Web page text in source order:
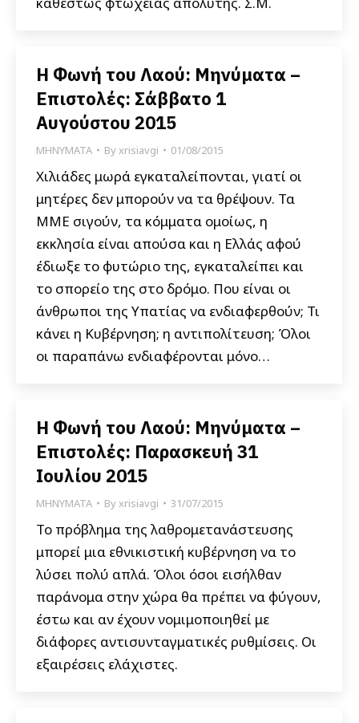
Η Φωνή του Λαού: Μηνύματα –
Επιστολές: Σάββατο 1
Αυγούστου 2015
ΜΗΝΥΜΑΤΑ Byxrisiavgi 01/08/2015
Χιλιάδες μωρά εγκαταλείπονται, γιατί οι
μητέρες δεν μπορούν να τα θρέψουν. Τα
ΜΜΕ σιγούν, τα κόμματα ομοίως, η
εκκλησία είναι απούσα και η Ελλάς αφού
έδιωξε το φυτώριο της, εγκαταλείπει και
το σπορείο της στο δρόμο. Που είναι οι
άνθρωποι της Υπατίας να ενδιαφερθούν; Τι
κάνει η Κυβέρνηση; η αντιπολίτευση; Όλοι
οι παραπάνω ενδιαφέρονται μόνο…
Η Φωνή του Λαού: Μηνύματα –
Επιστολές: Παρασκευή 31
Ιουλίου 2015
ΜΗΝΥΜΑΤΑ Byxrisiavgi 31/07/2015
To πρόβλημα της λαθρομετανάστευσης
μπορεί μια εθνικιστική κυβέρνηση να το
λύσει πολύ απλά. Όλοι όσοι εισήλθαν
παράνομα στην χώρα θα πρέπει να φύγουν,
έστω και αν έχουν νομιμοποιηθεί με
διάφορες αντισυνταγματικές ρυθμίσεις. Οι
εξαιρέσεις ελάχιστες.